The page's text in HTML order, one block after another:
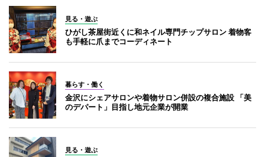
見る・遊ぶ
ひがし茶屋街近くに和ネイル専門チップサロン 着物客
も手軽に爪までコーディネート
暮らす・働く
金沢にシェアサロンや着物サロン併設の複合施設 「美
のデパート」目指し地元企業が開業
見る・遊ぶ